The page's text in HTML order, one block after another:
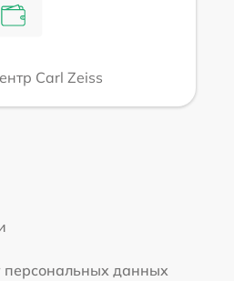
Carl Zeiss
персональных данных